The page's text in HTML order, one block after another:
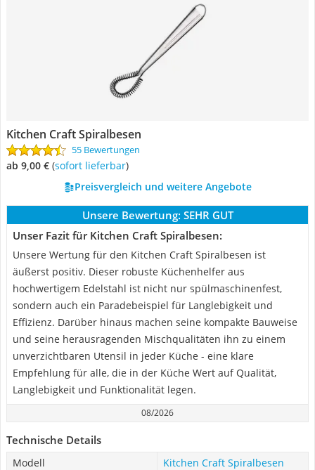
Kitchen Craft Spiralbesen
55 Bewertungen
ab 9,00 € ( Sofort lieferbar)
Preisvergleich und weitere Angebote
Unsere Bewertung: SEHR GUT
Unser Fazit für Kitchen Craft Spiralbesen:
Unsere Wertung für den Kitchen Craft Spiralbesen ist
äußerst positiv. Dieser robuste Küchenhelfer aus
hochwertigem Edelstahl ist nicht nur spülmaschinenfest,
sondern auch ein Paradebeispiel für Langlebigkeit und
Effizienz. Darüber hinaus machen seine kompakte Bauweise
und seine herausragenden Mischqualitäten ihn zu einem
unverzichtbaren Utensil in jeder Küche - eine klare
Empfehlung für alle, die in der Küche Wert auf Qualität,
Langlebigkeit und Funktionalität legen.
08/2026
Technische Details
Modell
Kitchen Craft Spiralbesen